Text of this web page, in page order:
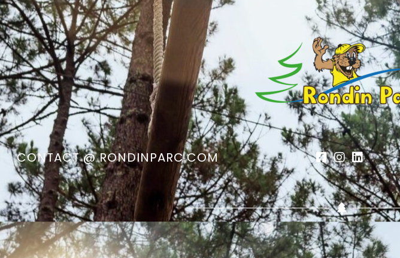
CONTACT @ RONDINPARC.COM